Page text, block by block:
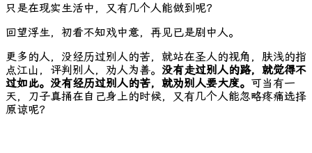
只是在现实生活中，又有几个人能做到呢？
回望浮生，初看不知戏中意，再见已是剧中人。
更多的人，没经历过别人的苦，就站在圣人的视角，肤浅的指
点江山，评判别人，劝人为善。 没有走过别人的路，就觉得不
过如此。 没有经历过别人的苦，就劝别人要大度。 可当有一
天，刀子真捅在自己身上的时候，又有几个人能忽略疼痛选择
原谅呢？